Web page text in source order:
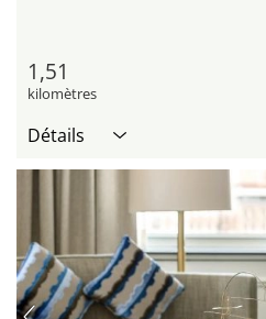
1,51
kilomètres
Détails